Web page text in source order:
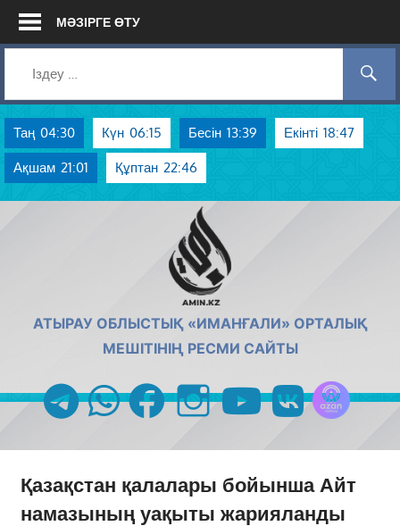
Skip
МӘЗІРГЕ ӨТУ
Таң 04:30 Күн 06:15 Бесін 13:39 Екінті 18:47
Ақшам 21:01 Құптан 22:46
АТЫРАУ ОБЛЫСТЫҚ «ИМАНҒАЛИ» ОРТАЛЫҚ
МЕШІТІНІҢ РЕСМИ САЙТЫ
telegramwhatsappfacebookinstagramyoutubevk
Қазақстан қалалары бойынша Айт
намазының уақыты жарияланды